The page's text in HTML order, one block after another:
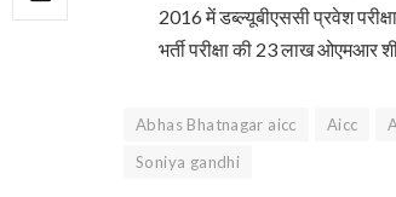
2016 में डब्ल्यूबीएससी प्रवेश
भर्ती परीक्षा की 23 लाख ओएमआर
Abhas Bhatnagar aicc Aicc
Soniya gandhi